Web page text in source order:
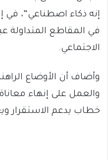
إنه ذكاء اصطناعي”، في
في المقاطع المتداولة
الاجتماعي.
وأضاف أن الأوضاع
والعمل على إنهاء معاناة
خطاب يدعم الاستقرار